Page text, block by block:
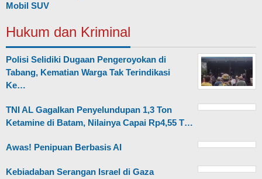
Mobil SUV
Hukum dan Kriminal
Polisi Selidiki Dugaan Pengeroyokan di
Tabang, Kematian Warga Tak Terindikasi
Ke…
TNI AL Gagalkan Penyelundupan 1,3 Ton
Ketamine di Batam, Nilainya Capai Rp4,55 T…
Awas! Penipuan Berbasis AI
Kebiadaban Serangan Israel di Gaza